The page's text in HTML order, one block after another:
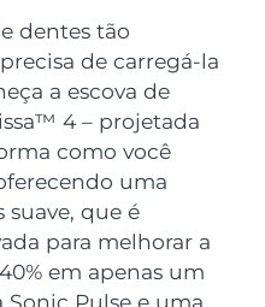
dentes tão
de carregá-la
a escova de
4 – projetada
como você
uma
suave, que é
para melhorar a
em apenas um
Sonic Pulse e uma
massage
on-the-go
& lips
smoothing device
red light therapy
Cuidado oral
toothbrush
sonic toothbrush
Tratamentos LED
NEW
Entrega prevista
Entrega prevista8/16/26
Entrega prevista
Entrega prevista
Entrega prevista 8/15/26